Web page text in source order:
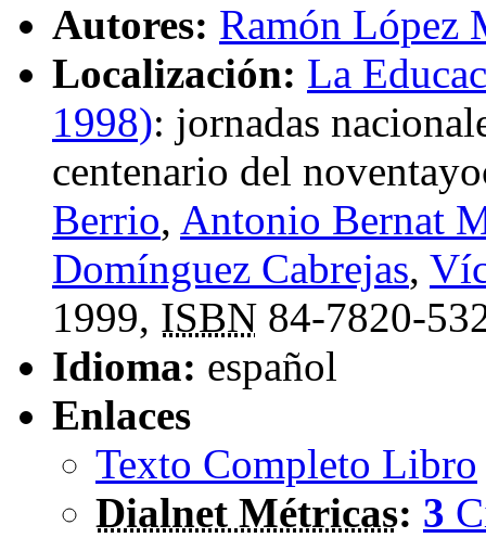
Autores: Ramón López
Localización: La
1998): jornadas
centenario del
Berrio, Antonio Bernat
Domínguez Cabrejas,
1999, ISBN 84-7820-
Idioma: español
Enlaces
Texto Completo Libro
Dialnet Métricas: 3